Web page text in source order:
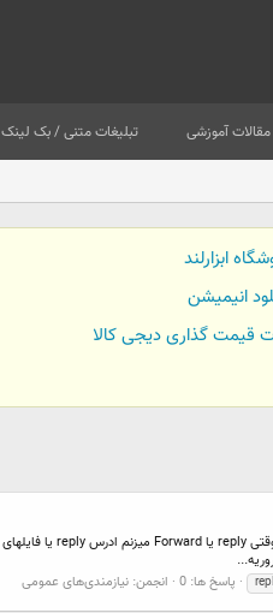
مقالات آموزشی تبلیغات متنی / بک لینک
ابزارلند
انیمیشن
قیمت گذاری دیجی کالا
پاسخ ها: 0 انجمن: نیازمندی‌های عمومی